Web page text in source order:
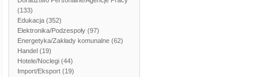
(133)
Edukacja (352)
Elektronika/Podzespoły (97)
Energetyka/Zakłady komunalne (62)
Handel (19)
Hotele/Noclegi (44)
Import/Eksport (19)